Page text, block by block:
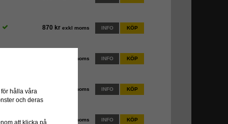
870 kr exkl moms INFO KÖP
exkl moms INFO KÖP
exkl moms INFO KÖP
974 kr exkl moms INFO KÖP
hålla våra
och deras
att klicka på